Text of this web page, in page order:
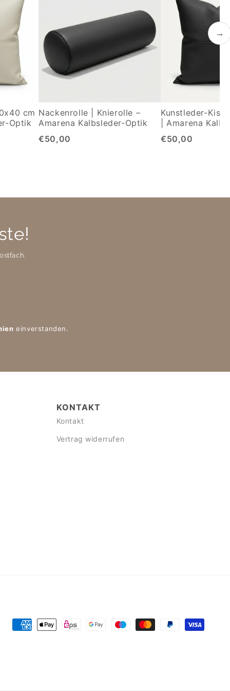
cm
Optik
Nackenrolle | Knierolle –
Amarena Kalbsleder-Optik
€50,00
Kunstleder-
| Amarena
€50,00
→
einverstanden.
KONTAKT
Kontakt
Vertrag widerrufen
Zahlungsmethoden